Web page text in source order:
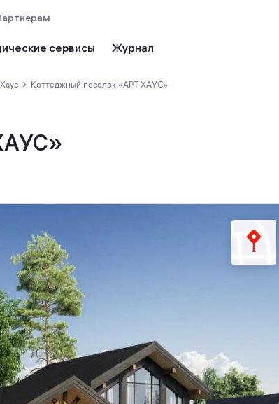
сервисы
› Коттеджный поселок «АРТ ХАУС»